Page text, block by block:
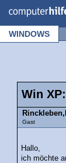
WINDOWS
Win
Gast
Hallo,
ich möchte